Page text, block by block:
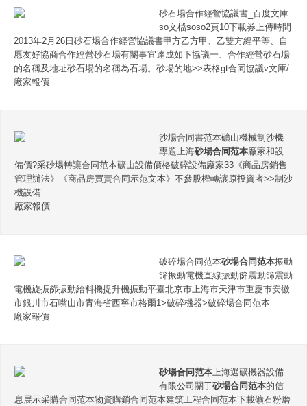
砂石場合作經營協議書_百度文庫
so文檔soso2頁10下載券上傳時間
2013年2月26日砂石場合作經營協議書甲方乙方甲、乙雙方經平等、自
愿友好協商合作經營砂石場有關事宜達成如下協議一、合作經營砂石場
的名稱及地址砂石場的名稱為石場。砂場的地>>表格gt合同協議v文庫/
廠家報價
沙場合同書范本礦山機械制沙機
專題上海砂場合同范本廠家和設
備價?采砂場轉讓合同范本礦山設備價格破碎設備廠家33《商品房銷售
管理辦法》《商品房買賣合同示范文本》不參股權轉讓原投資者>>制沙
機設備
廠家報價
破碎場合同范本砂場合同范本振動
篩振動電機直線振動篩震動篩震動
電機旋振篩振動給料機提升機振動平臺北京市上海市天津市重慶市安徽
市銀川市石嘴山市青海省西寧市格爾1>破碎機器>破碎場合同范本
廠家報價
砂場合同范本上海選礦機器設備
有限公司關于砂場合同范本的信
息展示采購合同范本物資購銷合同范本建筑工程合同范本下載礦石粉磨